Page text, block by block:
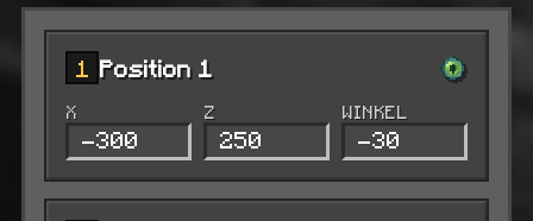
1 Position 1
X Z WINKEL